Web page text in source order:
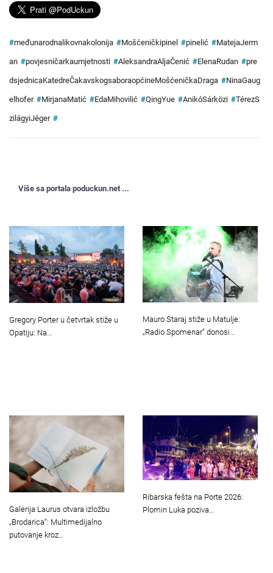
#međunarodnalikovnakolonija #Mošćeničkipinel #pinelić #MatejaJerm
an #povjesničarkaumjetnosti #AleksandraAljaČenić #ElenaRudan #pre
dsjednicaKatedreČakavskogsaboraopćineMošćeničkaDraga #NinaGaug
elhofer #MirjanaMatić #EdaMihovilić #QingYue #AnikóSárközi #TérezS
zilágyiJéger #
Više sa portala poduckun.net ...
Gregory Porter u četvrtak stiže u
Opatiju: Na…
Mauro Staraj stiže u Matulje:
„Radio Spomenar” donosi…
Galerija Laurus otvara izložbu
„Brodarica“: Multimedijalno
putovanje kroz…
Ribarska fešta na Porte 2026:
Plomin Luka poziva…